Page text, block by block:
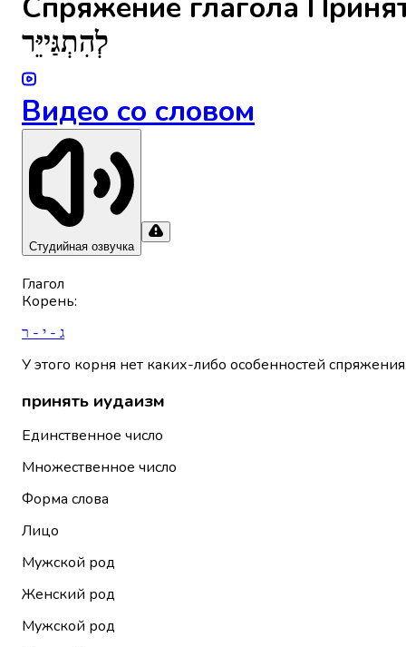
Спряжениe глагола
לְהִתְגַּייֵּר
Видео со словом
Студийная озвучка
Глагол
Корень:
ג - י - ר
У этого корня нет каких-либо особенностей
принять иудаизм
Единственное число
Множественное число
Форма слова
Лицо
Мужской род
Женский род
Мужской род